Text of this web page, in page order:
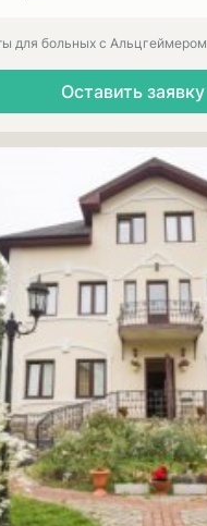
для больных с Альцгеймером
Оставить заявку